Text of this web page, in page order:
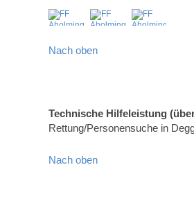
Nach oben
Technische Hilfeleistung
Rettung/Personensuche in
Nach oben